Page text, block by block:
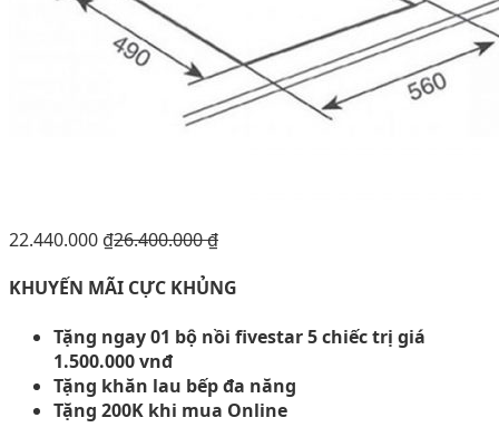
22.440.000 ₫26.400.000₫
KHUYẾN MÃI CỰC KHỦNG
Tặng ngay 01 bộ nồi fivestar 5 chiếc trị giá
1.500.000 vnđ
Tặng khăn lau bếp đa năng
Tặng 200K khi mua Online